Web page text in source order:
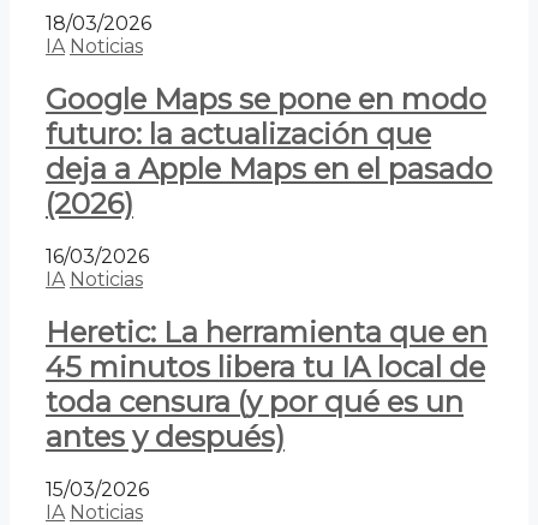
18/03/2026
IA Noticias
Google Maps se pone en modo
futuro: la actualización que
deja a Apple Maps en el pasado
(2026)
16/03/2026
IA Noticias
Heretic: La herramienta que en
45 minutos libera tu IA local de
toda censura (y por qué es un
antes y después)
15/03/2026
IA Noticias